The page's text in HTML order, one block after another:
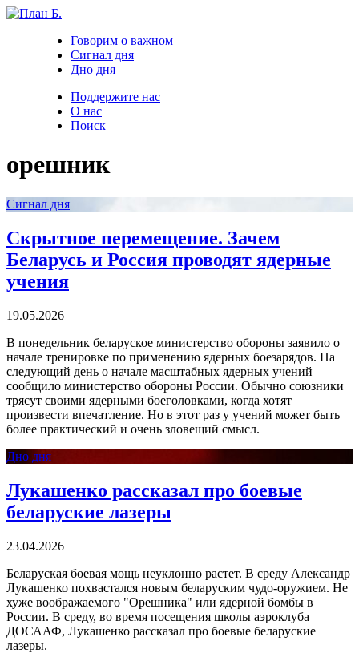
Говорим о важном
Сигнал дня
Дно дня
Поддержите нас
О нас
Поиск
орешник
Сигнал дня
Скрытное перемещение. Зачем
Беларусь и Россия проводят ядерные
учения
19.05.2026
В понедельник беларуское министерство обороны заявило о
начале тренировке по применению ядерных боезарядов. На
следующий день о начале масштабных ядерных учений
сообщило министерство обороны России. Обычно союзники
трясут своими ядерными боеголовками, когда хотят
произвести впечатление. Но в этот раз у учений может быть
более практический и очень зловещий смысл.
Дно дня
Лукашенко рассказал про боевые
беларуские лазеры
23.04.2026
Беларуская боевая мощь неуклонно растет. В среду Александр
Лукашенко похвастался новым беларуским чудо-оружием. Не
хуже воображаемого "Орешника" или ядерной бомбы в
России. В среду, во время посещения школы аэроклуба
ДОСААФ, Лукашенко рассказал про боевые беларуские
лазеры.